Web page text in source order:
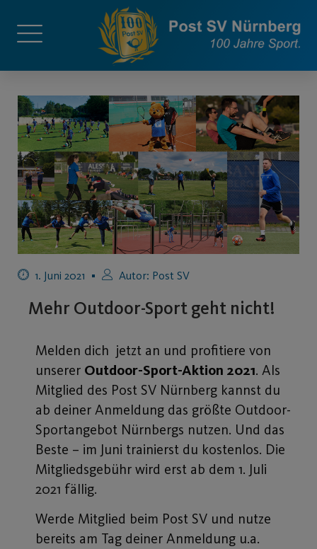
1. Juni 2021 Autor: Post SV
Mehr Outdoor-Sport geht nicht!
Melden dich jetzt an und profitiere von
unserer Outdoor-Sport-Aktion 2021. Als
Mitglied des Post SV Nürnberg kannst du
ab deiner Anmeldung das größte Outdoor-
Sportangebot Nürnbergs nutzen. Und das
Beste – im Juni trainierst du kostenlos. Die
Mitgliedsgebühr wird erst ab dem 1. Juli
2021 fällig.
Werde Mitglied beim Post SV und nutze
bereits am Tag deiner Anmeldung u.a.